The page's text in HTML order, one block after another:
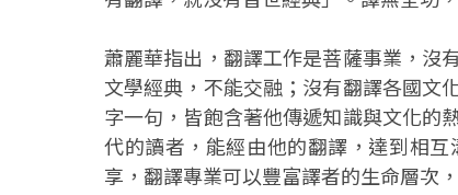
蕭麗華指出，翻譯工作是菩薩事業，沒
文學經典，不能交融；沒有翻譯各國文
字一句，皆飽含著他傳遞知識與文化的
代的讀者，能經由他的翻譯，達到相
享，翻譯專業可以豐富譯者的生命層次